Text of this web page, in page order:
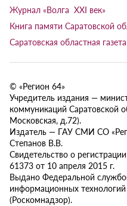
Журнал «Волга XXI век»
Книга памяти Саратовской
Саратовская областная газета
© «Регион 64»
Учредитель издания —
коммуникаций Саратовской
Московская, д.72).
Издатель — ГАУ СМИ СО
Степанов В.В.
Свидетельство о
61373 от 10 апреля 2015 г.
Выдано Федеральной
информационных
(Роскомнадзор).